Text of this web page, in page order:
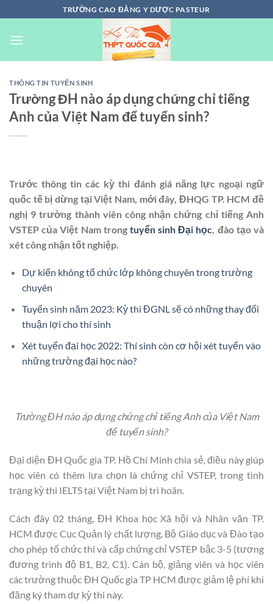
đến
nội
TRƯỜNG CAO ĐẲNG Y DƯỢC PASTEUR
THÔNG TIN TUYỂN SINH
Trường ĐH nào áp dụng chứng chỉ tiếng
Anh của Việt Nam để tuyển sinh?
Trước thông tin các kỳ thi đánh giá năng lực ngoại ngữ
quốc tế bị dừng tại Việt Nam, mới đây, ĐHQG TP. HCM đề
nghị 9 trường thành viên công nhận chứng chỉ tiếng Anh
VSTEP của Việt Nam trong tuyển sinh Đại học , đào tạo và
xét công nhận tốt nghiệp.
Dự kiến không tổ chức lớp không chuyên trong trường
chuyên
Tuyển sinh năm 2023: Kỳ thi ĐGNL sẽ có những thay đổi
thuận lợi cho thí sinh
Xét tuyển đại học 2022: Thí sinh còn cơ hội xét tuyển vào
những trường đại học nào?
Trường ĐH nào áp dụng chứng chỉ tiếng Anh của Việt Nam
để tuyển sinh?
Đại diện ĐH Quốc gia TP. Hồ Chí Minh chia sẻ, điều này giúp
học viên có thêm lựa chọn là chứng chỉ VSTEP, trong tình
trạng kỳ thi IELTS tại Việt Nam bị trì hoãn.
Cách đây 02 tháng, ĐH Khoa học Xã hội và Nhân văn TP.
HCM được Cục Quản lý chất lượng, Bộ Giáo dục và Đào tạo
cho phép tổ chức thi và cấp chứng chỉ VSTEP bậc 3-5 (tương
đương trình độ B1, B2, C1). Cán bộ, giảng viên và học viên
các trường thuộc ĐH Quốc gia TP HCM được giảm lệ phí khi
đăng ký tham dự kỳ thi này.